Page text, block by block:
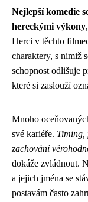
Nejlepší komedie
hereckými výkony
Herci v těchto
charaktery, s nimiž
schopnost odlišuje
které si zaslouží
Mnoho
své kariéře. Timing,
zachování
dokáže zvládnout.
a jejich jména se
postavám často